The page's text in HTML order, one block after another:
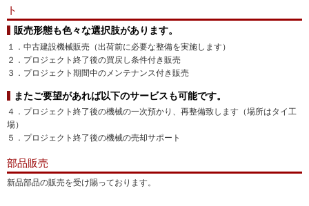
ト
販売形態も色々な選択肢があります。
１．中古建設機械販売（出荷前に必要な整備を実施します）
２．プロジェクト終了後の買戻し条件付き販売
３．プロジェクト期間中のメンテナンス付き販売
またご要望があれば以下のサービスも可能です。
４．プロジェクト終了後の機械の一次預かり、再整備致します（場所はタイ工
場）
５．プロジェクト終了後の機械の売却サポート
部品販売
新品部品の販売を受け賜っております。